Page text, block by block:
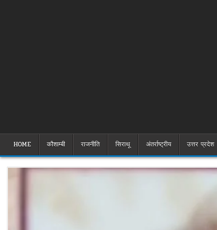
HOME कौशाम्बी राजनीति सिराथू अंतर्राष्ट्रीय उत्तर प्रदेश